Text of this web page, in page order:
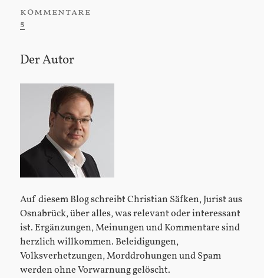
kommentare
5
Sidebar
Der Autor
Auf diesem Blog schreibt Christian Säfken, Jurist aus
Osnabrück, über alles, was relevant oder interessant
ist. Ergänzungen, Meinungen und Kommentare sind
herzlich willkommen. Beleidigungen,
Volksverhetzungen, Morddrohungen und Spam
werden ohne Vorwarnung gelöscht.